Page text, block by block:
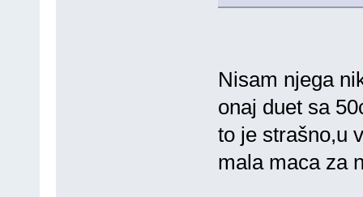
Nisam njega
onaj duet sa
to je strašno,u
mala maca za